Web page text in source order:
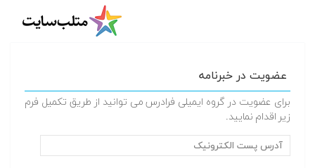
عضویت در خبرنامه
برای عضویت در گروه ایمیلی فرادرس می توانید از طریق تکمیل فرم
زیر اقدام نمایید.